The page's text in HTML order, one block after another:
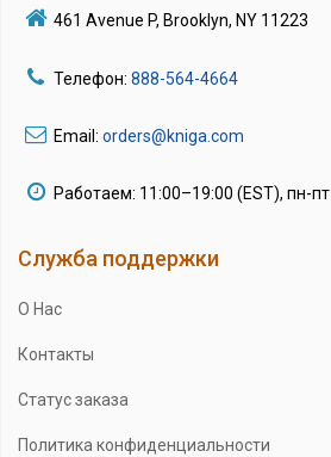
461 Avenue P, Brooklyn, NY 11223
Телефон: 888-564-4664
Email: orders@kniga.com
Работаем: 11:00–19:00 (EST), пн-пт
Служба поддержки
О Нас
Контакты
Статус заказа
Политика конфиденциальности